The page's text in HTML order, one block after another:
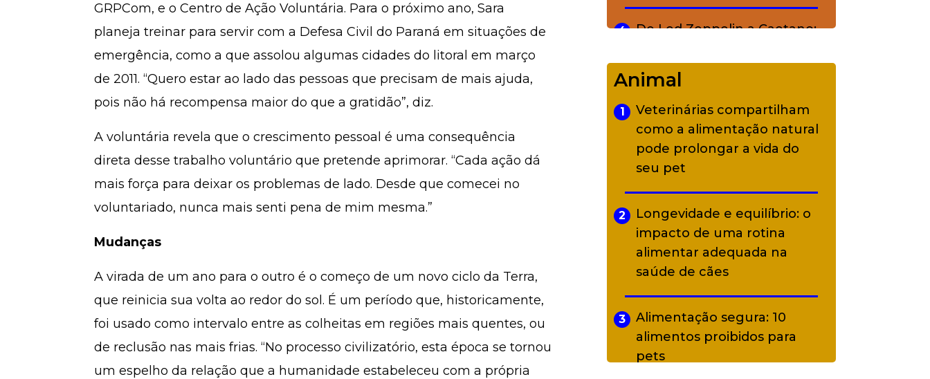
GRPCom, e o Centro de Ação Voluntária. Para o próximo ano, Sara
planeja treinar para servir com a Defesa Civil do Paraná em situações de
emergência, como a que assolou algumas cidades do litoral em março
de 2011. “Quero estar ao lado das pessoas que precisam de mais ajuda,
pois não há recompensa maior do que a gratidão”, diz.
A voluntária revela que o crescimento pessoal é uma consequência
direta desse trabalho voluntário que pretende aprimorar. “Cada ação dá
mais força para deixar os problemas de lado. Desde que comecei no
voluntariado, nunca mais senti pena de mim mesma.”
Mudanças
A virada de um ano para o outro é o começo de um novo ciclo da Terra,
que reinicia sua volta ao redor do sol. É um período que, historicamente,
foi usado como intervalo entre as colheitas em regiões mais quentes, ou
de reclusão nas mais frias. “No processo civilizatório, esta época se tornou
um espelho da relação que a humanidade estabeleceu com a própria
4
De Led Zeppelin a Caetano:
diverso a partir de R$ 17
5
Adriana Calcanhotto retoma
alter ego infantil para show
em Curitiba
Animal
1
Veterinárias compartilham
como a alimentação natural
pode prolongar a vida do
seu pet
2
Longevidade e equilíbrio: o
impacto de uma rotina
alimentar adequada na
saúde de cães
3
Alimentação segura: 10
alimentos proibidos para
pets